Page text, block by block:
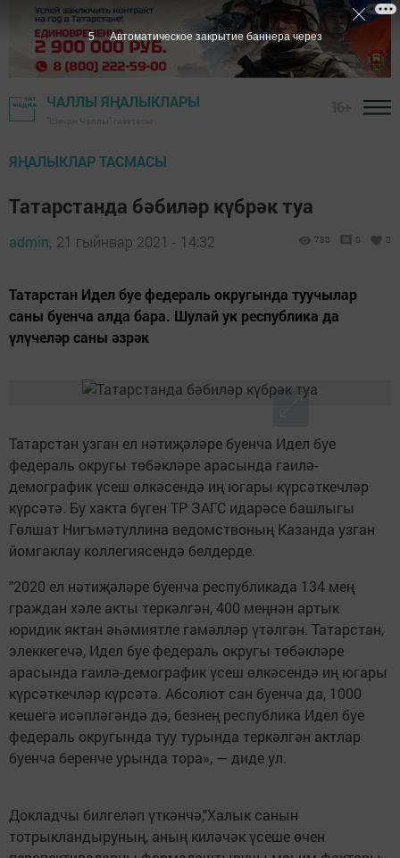
ЧАЛЛЫ ЯҢАЛЫКЛАРЫ
ЯҢАЛЫКЛАР ТАСМАСЫ
Татарстанда бәбиләр күбрәк туа
admin, 21 гыйнвар 2021 - 14:32 780 0 0
Татарстан Идел буе федераль округында туучылар
саны буенча алда бара. Шулай ук республика да
үлүчеләр саны әзрәк
Татарстан узган ел нәтиҗәләре буенча Идел буе
федераль округы төбәкләре арасында гаилә-
демографик үсеш өлкәсендә иң югары күрсәткечләр
күрсәтә. Бу хакта бүген ТР ЗАГС идарәсе башлыгы
Гөлшат Нигъмәтуллина ведомствоның Казанда узган
йомгаклау коллегиясендә белдерде.
"2020 ел нәтиҗәләре буенча республикада 134 мең
граждан хәле акты теркәлгән, 400 меңнән артык
юридик яктан әһәмиятле гамәлләр үтәлгән. Татарстан,
элеккегечә, Идел буе федераль округы төбәкләре
арасында гаилә-демографик үсеш өлкәсендә иң югары
күрсәткечләр күрсәтә. Абсолют сан буенча да, 1000
кешегә исәпләгәндә дә, безнең республика Идел буе
федераль округында туу турында теркәлгән актлар
буенча беренче урында тора», — диде ул.
Докладчы билгеләп үткәнчә,"Халык санын
тотрыкландыруның, аның киләчәк үсеше өчен
4 Автоматическое закрытие баннера через